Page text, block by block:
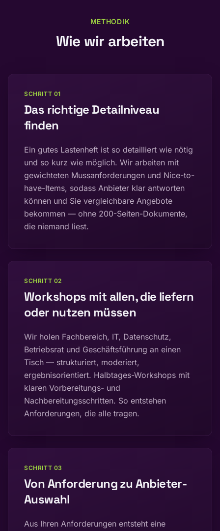
METHODIK
Wie wir arbeiten
SCHRITT 01
Das richtige Detailniveau
finden
Ein gutes Lastenheft ist so detailliert wie nötig
und so kurz wie möglich. Wir arbeiten mit
gewichteten Mussanforderungen und Nice-to-
have-Items, sodass Anbieter klar antworten
können und Sie vergleichbare Angebote
bekommen — ohne 200-Seiten-Dokumente,
die niemand liest.
SCHRITT 02
Workshops mit allen, die liefern
oder nutzen müssen
Wir holen Fachbereich, IT, Datenschutz,
Betriebsrat und Geschäftsführung an einen
Tisch — strukturiert, moderiert,
ergebnisorientiert. Halbtages-Workshops mit
klaren Vorbereitungs- und
Nachbereitungsschritten. So entstehen
Anforderungen, die alle tragen.
SCHRITT 03
Von Anforderung zu Anbieter-
Auswahl
Aus Ihren Anforderungen entsteht eine